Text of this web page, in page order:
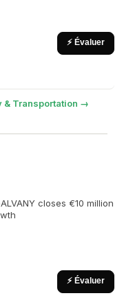
⚡ Évaluer
& Transportation →
closes €10 million
⚡ Évaluer